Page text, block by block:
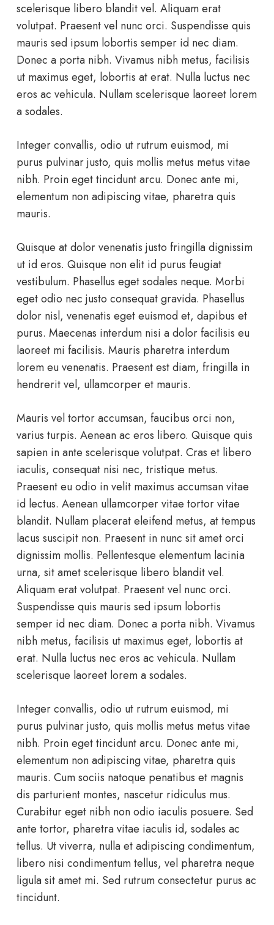
scelerisque libero blandit vel. Aliquam erat
volutpat. Praesent vel nunc orci. Suspendisse quis
mauris sed ipsum lobortis semper id nec diam.
Donec a porta nibh. Vivamus nibh metus, facilisis
ut maximus eget, lobortis at erat. Nulla luctus nec
eros ac vehicula. Nullam scelerisque laoreet lorem
a sodales.
Integer convallis, odio ut rutrum euismod, mi
purus pulvinar justo, quis mollis metus metus vitae
nibh. Proin eget tincidunt arcu. Donec ante mi,
elementum non adipiscing vitae, pharetra quis
mauris.
Quisque at dolor venenatis justo fringilla dignissim
ut id eros. Quisque non elit id purus feugiat
vestibulum. Phasellus eget sodales neque. Morbi
eget odio nec justo consequat gravida. Phasellus
dolor nisl, venenatis eget euismod et, dapibus et
purus. Maecenas interdum nisi a dolor facilisis eu
laoreet mi facilisis. Mauris pharetra interdum
lorem eu venenatis. Praesent est diam, fringilla in
hendrerit vel, ullamcorper et mauris.
Mauris vel tortor accumsan, faucibus orci non,
varius turpis. Aenean ac eros libero. Quisque quis
sapien in ante scelerisque volutpat. Cras et libero
iaculis, consequat nisi nec, tristique metus.
Praesent eu odio in velit maximus accumsan vitae
id lectus. Aenean ullamcorper vitae tortor vitae
blandit. Nullam placerat eleifend metus, at tempus
lacus suscipit non. Praesent in nunc sit amet orci
dignissim mollis. Pellentesque elementum lacinia
urna, sit amet scelerisque libero blandit vel.
Aliquam erat volutpat. Praesent vel nunc orci.
Suspendisse quis mauris sed ipsum lobortis
semper id nec diam. Donec a porta nibh. Vivamus
nibh metus, facilisis ut maximus eget, lobortis at
erat. Nulla luctus nec eros ac vehicula. Nullam
scelerisque laoreet lorem a sodales.
Integer convallis, odio ut rutrum euismod, mi
purus pulvinar justo, quis mollis metus metus vitae
nibh. Proin eget tincidunt arcu. Donec ante mi,
elementum non adipiscing vitae, pharetra quis
mauris. Cum sociis natoque penatibus et magnis
dis parturient montes, nascetur ridiculus mus.
Curabitur eget nibh non odio iaculis posuere. Sed
ante tortor, pharetra vitae iaculis id, sodales ac
tellus. Ut viverra, nulla et adipiscing condimentum,
libero nisi condimentum tellus, vel pharetra neque
ligula sit amet mi. Sed rutrum consectetur purus ac
tincidunt.